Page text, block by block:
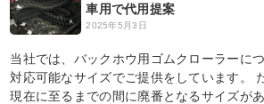
車用で代用提案
2025年5月3日
当社では、バックホウ用ゴムクローラーに
対応可能なサイズでご提供をしています。
現在に至るまでの間に廃番となるサイズが